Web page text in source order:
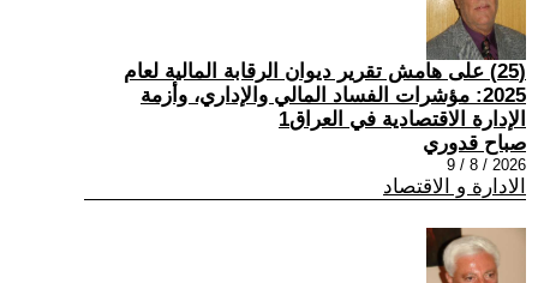
(25) على هامش تقرير ديوان الرقابة المالية لعام
2025: مؤشرات الفساد المالي والإداري، وأزمة
الإدارة الاقتصادية في العراق1
صباح قدوري
2026 / 8 / 9
الادارة و الاقتصاد